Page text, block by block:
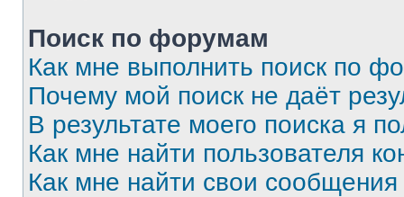
Поиск по форумам
Как мне выполнить поиск по
Почему мой поиск не даёт
В результате моего поиска я
Как мне найти пользователя
Как мне найти свои